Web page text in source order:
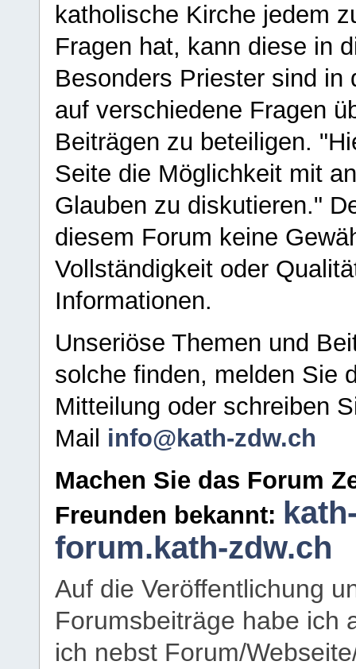
katholische Kirche jedem
Fragen hat, kann diese in
Besonders Priester sind in
auf verschiedene Fragen
Beiträgen zu beteiligen.
Seite die Möglichkeit mit
Glauben zu diskutieren."
diesem Forum keine
Vollständigkeit oder
Informationen.
Unseriöse Themen und
solche finden, melden Sie
Mitteilung oder schreiben
Mail info@kath-zdw.ch
Machen Sie das Forum
Freunden bekannt:
forum.kath-zdw.ch
Auf die Veröffentlichung
Forumsbeiträge habe ich
ich nebst Forum/